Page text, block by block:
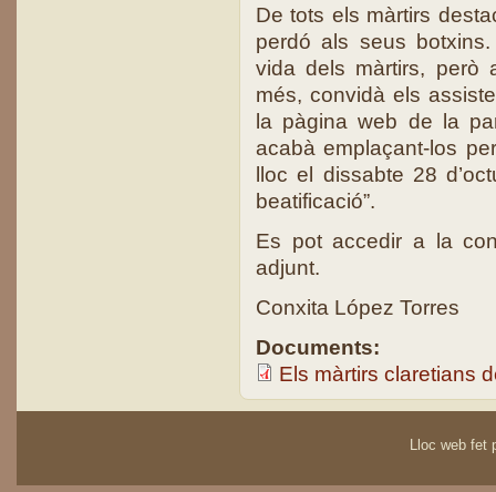
De tots els màrtirs
perdó als seus
vida dels màrtirs, però
més, convidà els
la pàgina web de la
acabà emplaçant-los
lloc el dissabte 28
beatificació”.
Es pot accedir a la
adjunt.
Conxita López Torres
Documents:
Els màrtirs claretians
Lloc web fet